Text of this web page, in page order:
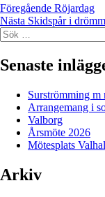
Föregående Föregående
inlägg:
Röjardag
Nästa Nästa
Skidspår i
Sök
efter:
Senaste
Surströmming m
Arrangemang i
Valborg
Årsmöte 2026
Mötesplats
Arkiv